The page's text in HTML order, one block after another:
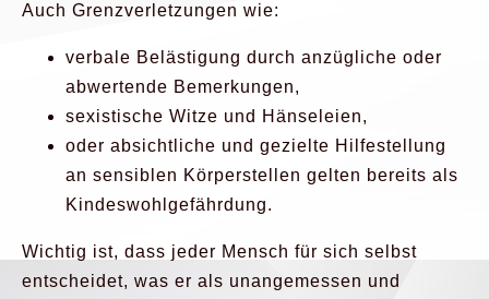
Auch Grenzverletzungen wie:
verbale Belästigung durch anzügliche oder
abwertende Bemerkungen,
sexistische Witze und Hänseleien,
oder absichtliche und gezielte Hilfestellung
an sensiblen Körperstellen gelten bereits als
Kindeswohlgefährdung.
Wichtig ist, dass jeder Mensch für sich selbst
entscheidet, was er als unangemessen und